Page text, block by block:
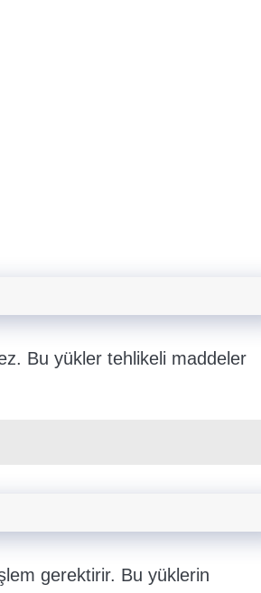
Bu yükler tehlikeli maddeler
gerektirir. Bu yüklerin